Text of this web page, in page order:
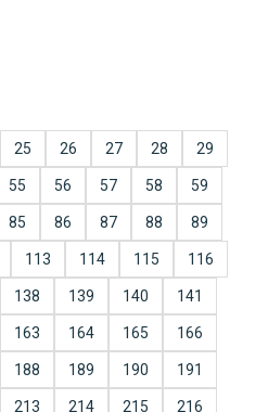
25 26 27 28 29
55 56 57 58 59
85 86 87 88 89
113 114 115 116
138 139 140 141
163 164 165 166
188 189 190 191
213 214 215 216